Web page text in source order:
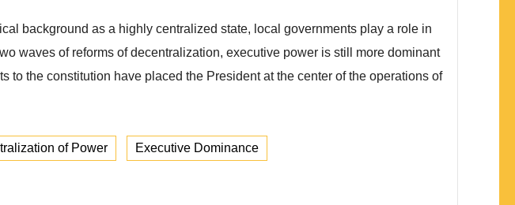
background as a highly centralized state, local governments play a role in
waves of reforms of decentralization, executive power is still more dominant
the constitution have placed the President at the center of the operations of
of Power Executive Dominance